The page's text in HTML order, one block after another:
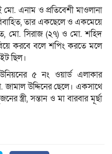
মো. এনাম ও প্রতিবেশী মাওলানা
তার একছেলে ও একমেয়ে
মো. সিরাজ (২৭) ও মো. শহিদ
করবে বলে শপিং করতে মলে
ছিল।
৫ নং ওয়ার্ড এলাকার
উদ্দিনের ছেলে। একসাথে
স্ত্রী, সন্তান ও মা বারবার মূর্ছা